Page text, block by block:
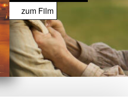
zum Film